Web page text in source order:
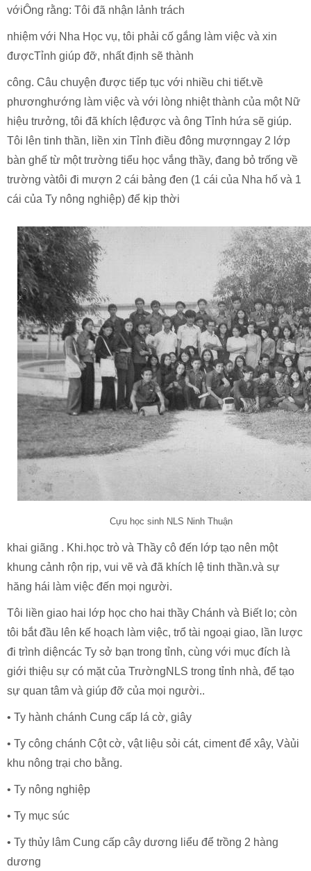
vớiÔng rằng: Tôi đã nhận lảnh trách
nhiệm với Nha Học vụ, tôi phải cố gắng làm việc và xin
đượcTỉnh giúp đỡ, nhất định sẽ thành
công. Câu chuyện được tiếp tục với nhiều chi tiết.về
phươnghướng làm việc và với lòng nhiệt thành của một Nữ
hiệu trưởng, tôi đã khích lệđược và ông Tỉnh hứa sẽ giúp.
Tôi lên tinh thần, liền xin Tỉnh điều đông mượnngay 2 lớp
bàn ghế từ một trường tiểu học vắng thầy, đang bỏ trống về
trường vàtôi đi mượn 2 cái bảng đen (1 cái của Nha hố và 1
cái của Ty nông nghiệp) để kịp thời
Cựu học sinh NLS Ninh Thuận
khai giãng . Khi.học trò và Thầy cô đến lớp tạo nên một
khung cảnh rộn rịp, vui vẽ và đã khích lệ tinh thần.và sự
hăng hái làm việc đến mọi người.
Tôi liền giao hai lớp học cho hai thầy Chánh và Biết lo; còn
tôi bắt đầu lên kế hoạch làm việc, trổ tài ngoại giao, lần lược
đi trình diệncác Ty sở bạn trong tỉnh, cùng với mục đích là
giới thiệu sự có mặt của TrườngNLS trong tỉnh nhà, để tạo
sự quan tâm và giúp đỡ của mọi người..
• Ty hành chánh Cung cấp lá cờ, giây
• Ty công chánh Cột cờ, vật liệu sỏi cát, ciment để xây, Vàủi
khu nông trại cho bằng.
• Ty nông nghiệp
• Ty mục súc
• Ty thủy lâm Cung cấp cây dương liểu để trồng 2 hàng
dương